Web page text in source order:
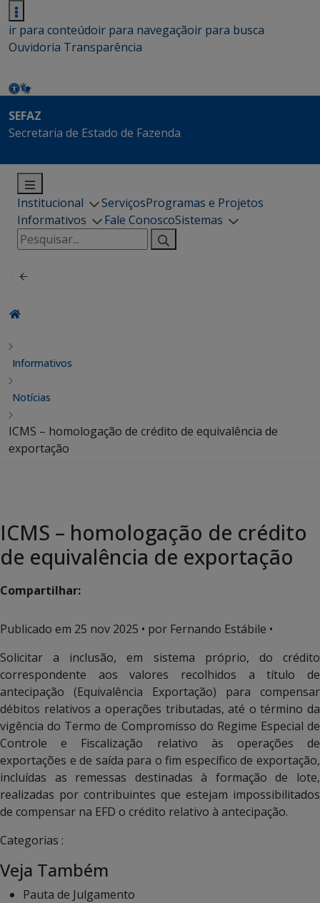
ir para conteúdoir para navegaçãoir para busca
Ouvidoria Transparência
SEFAZ
Secretaria de Estado de Fazenda
Institucional ServiçosProgramas e Projetos
Informativos
Fale ConoscoSistemas
Pesquisar
por:
Informativos
Notícias
ICMS – homologação de crédito de equivalência de
exportação
ICMS – homologação de crédito
de equivalência de exportação
Compartilhar:
Publicado em 25 nov 2025 • por Fernando Estábile •
Solicitar a inclusão, em sistema próprio, do crédito
correspondente aos valores recolhidos a título de
antecipação (Equivalência Exportação) para compensar
débitos relativos a operações tributadas, até o término da
vigência do Termo de Compromisso do Regime Especial de
Controle e Fiscalização relativo às operações de
exportações e de saída para o fim específico de exportação,
incluídas as remessas destinadas à formação de lote,
realizadas por contribuintes que estejam impossibilitados
de compensar na EFD o crédito relativo à antecipação.
Categorias :
Veja Também
Pauta de Julgamento